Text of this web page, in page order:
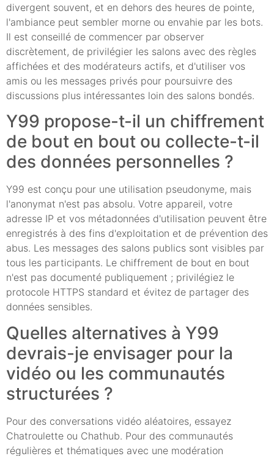
divergent souvent, et en dehors des heures de pointe,
l'ambiance peut sembler morne ou envahie par les bots.
Il est conseillé de commencer par observer
discrètement, de privilégier les salons avec des règles
affichées et des modérateurs actifs, et d'utiliser vos
amis ou les messages privés pour poursuivre des
discussions plus intéressantes loin des salons bondés.
Y99 propose-t-il un chiffrement
de bout en bout ou collecte-t-il
des données personnelles ?
Y99 est conçu pour une utilisation pseudonyme, mais
l'anonymat n'est pas absolu. Votre appareil, votre
adresse IP et vos métadonnées d'utilisation peuvent être
enregistrés à des fins d'exploitation et de prévention des
abus. Les messages des salons publics sont visibles par
tous les participants. Le chiffrement de bout en bout
n'est pas documenté publiquement ; privilégiez le
protocole HTTPS standard et évitez de partager des
données sensibles.
Quelles alternatives à Y99
devrais-je envisager pour la
vidéo ou les communautés
structurées ?
Pour des conversations vidéo aléatoires, essayez
Chatroulette ou Chathub. Pour des communautés
régulières et thématiques avec une modération